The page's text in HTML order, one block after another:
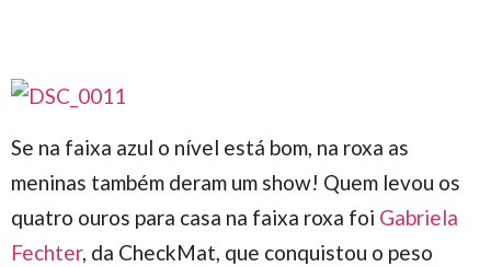
Se na faixa azul o nível está bom, na roxa as
meninas também deram um show! Quem levou os
quatro ouros para casa na faixa roxa foi Gabriela
Fechter, da CheckMat, que conquistou o peso